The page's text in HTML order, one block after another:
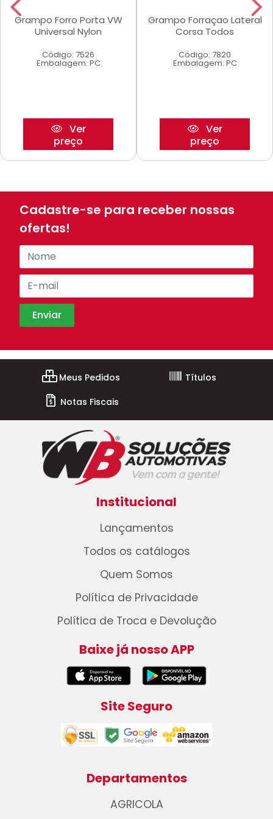
Grampo Forro Porta VW
Universal Nylon
Código: 7526
Embalagem: PC
Ver
preço
Grampo Forraçao Lateral
Corsa Todos
Código: 7820
Embalagem: PC
Ver
preço
Cadastre-se para receber nossas
ofertas!
Meus Pedidos
Títulos
Notas Fiscais
Institucional
Lançamentos
Todos os catálogos
Quem Somos
Política de Privacidade
Política de Troca e Devolução
Baixe já nosso APP
Site Seguro
Departamentos
AGRICOLA